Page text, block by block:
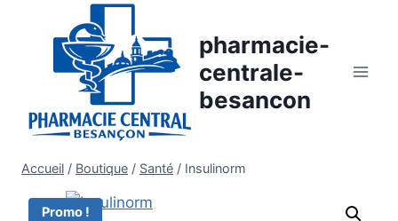
pharmacie-
centrale-
besancon
Accueil / Boutique / Santé / Insulinorm
Promo !